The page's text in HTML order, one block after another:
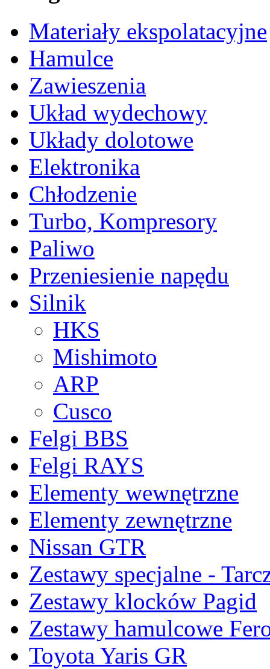
Materiały ekspolatacyjne
Hamulce
Zawieszenia
Układ wydechowy
Układy dolotowe
Elektronika
Chłodzenie
Turbo, Kompresory
Paliwo
Przeniesienie napędu
Silnik
HKS
Mishimoto
ARP
Cusco
Felgi BBS
Felgi RAYS
Elementy wewnętrzne
Elementy zewnętrzne
Nissan GTR
Zestawy specjalne -
Zestawy klocków Pagid
Zestawy hamulcowe
Toyota Yaris GR